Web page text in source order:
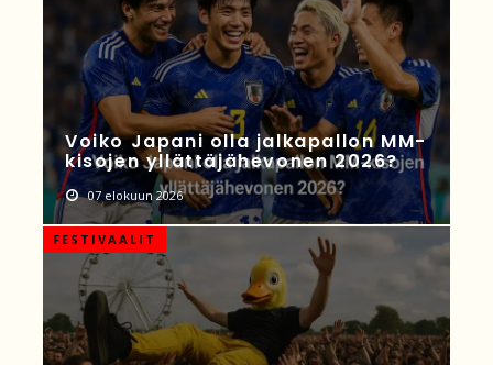
Voiko Japani olla jalkapallon MM-
kisojen yllättäjähevonen 2026?
07 elokuun 2026
FESTIVAALIT